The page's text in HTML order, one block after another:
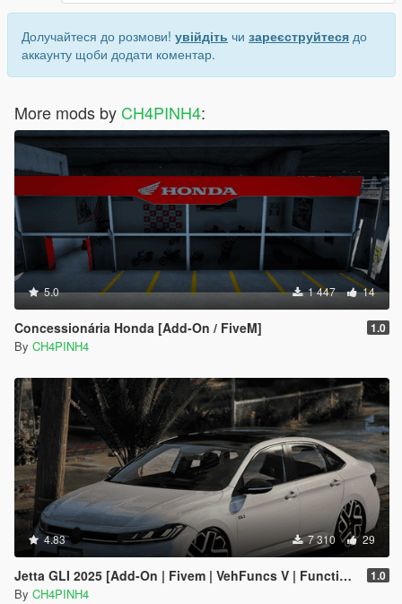
Долучайтеся до розмови! увійдіть чи зареєструйтеся до
аккаунту щоби додати коментар.
More mods by CH4PINH4:
5.0 1 447 14
Concessionária Honda [Add-On / FiveM] 1.0
By CH4PINH4
4.83 7 310 29
Jetta GLI 2025 [Add-On | Fivem | VehFuncs V | Functional Sunroof] 1.0
By CH4PINH4